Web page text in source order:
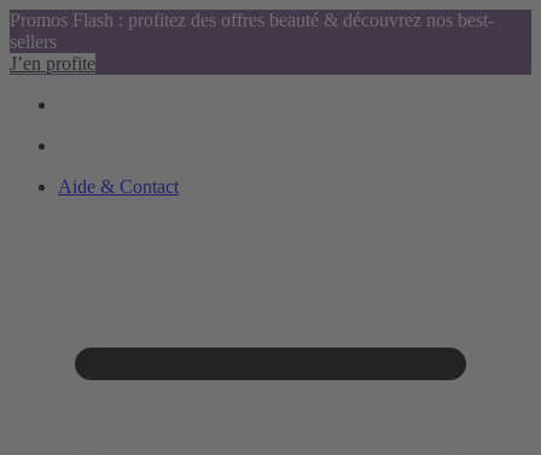
Promos Flash : profitez des offres beauté & découvrez nos best-
sellers
J’en profite
Aide & Contact